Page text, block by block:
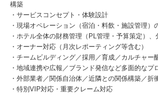
構築
・サービスコンセプト・体験設計
・現場オペレーション（宿泊・料飲・施設管理）
・ホテル全体の財務管理（PL管理・予算策定）
・オーナー対応（月次レポーティング等含む）
・チームビルディング／採用／育成／カルチャー
・地域連携や広報／ブランド発信など多面的なプ
・外部業者／関係自治体／近隣との関係構築／折
・特別VIP対応・重要クレーム対応